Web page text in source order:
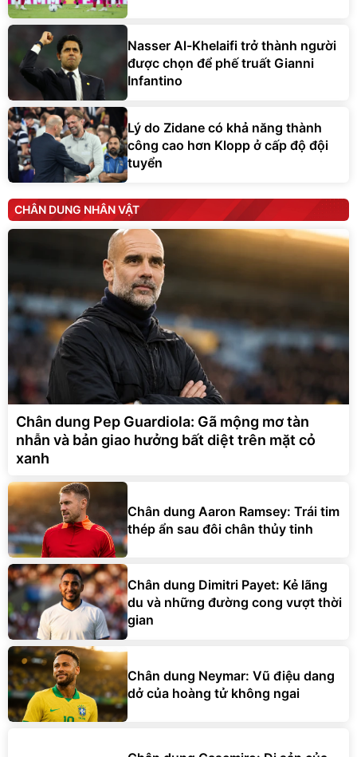
Nasser Al-Khelaifi trở thành người
được chọn để phế truất Gianni
Infantino
Lý do Zidane có khả năng thành
công cao hơn Klopp ở cấp độ đội
tuyển
CHÂN DUNG NHÂN VẬT
Chân dung Pep Guardiola: Gã mộng mơ tàn
nhẫn và bản giao hưởng bất diệt trên mặt cỏ
xanh
Chân dung Aaron Ramsey: Trái tim
thép ẩn sau đôi chân thủy tinh
Chân dung Dimitri Payet: Kẻ lãng
du và những đường cong vượt thời
gian
Chân dung Neymar: Vũ điệu dang
dở của hoàng tử không ngai